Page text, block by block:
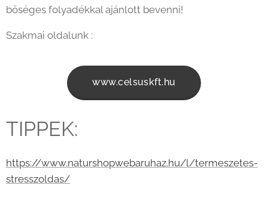
bőséges folyadékkal ajánlott bevenni!
Szakmai oldalunk :
www.celsuskft.hu
TIPPEK:
https://www.naturshopwebaruhaz.hu/l/termeszetes-
stresszoldas/